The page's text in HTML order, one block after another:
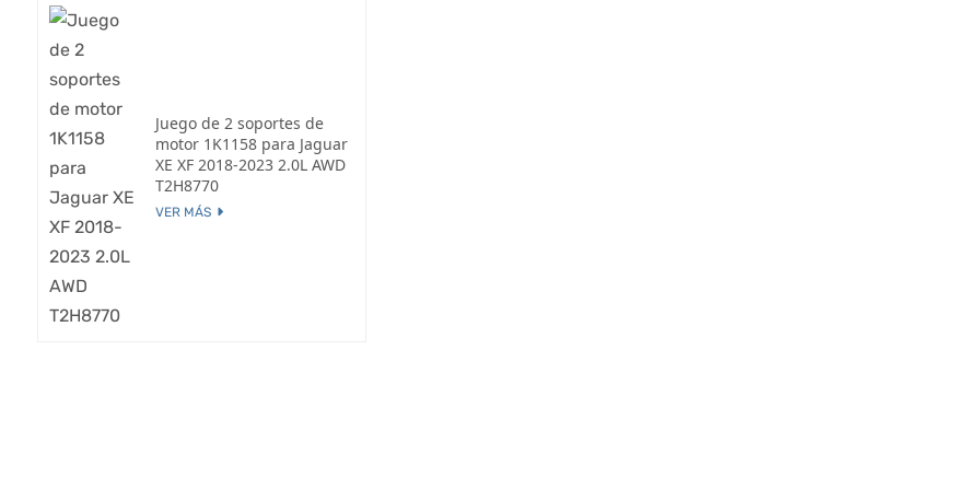
Juego de 2 soportes de
motor 1K1158 para Jaguar
XE XF 2018-2023 2.0L AWD
T2H8770
VER MÁS